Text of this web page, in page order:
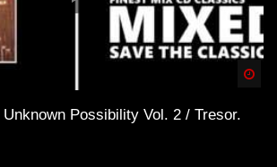
Possibility Vol. 2 / Tresor.